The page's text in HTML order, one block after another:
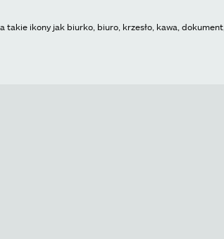
takie ikony jak biurko, biuro, krzesło, kawa, dokument,